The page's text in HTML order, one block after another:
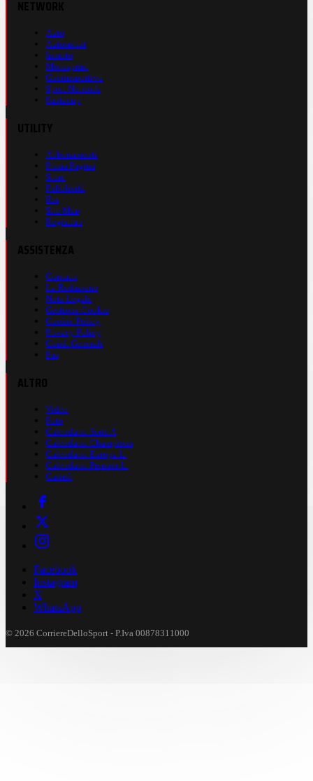
Auto
Autosprint
Inmoto
Motosprint
Guerinsportivo
Sport Network
Fantacup
Abbonamenti
Prima Pagina
Store
Pubblicità
Rss
Site Map
Registrati
Contatti
La Redazione
Nota Legale
Gestione Cookie
Cookie Policy
Privacy Policy
Cond. Generali
Faq
Video
Foto
Calendario Serie A
Calendario Champions
Calendario Europa L.
Calendario Premier L.
Casinò
Facebook
Instagram
X
WhatsApp
© 2026 CorriereDelloSport - P.Iva 00878311000